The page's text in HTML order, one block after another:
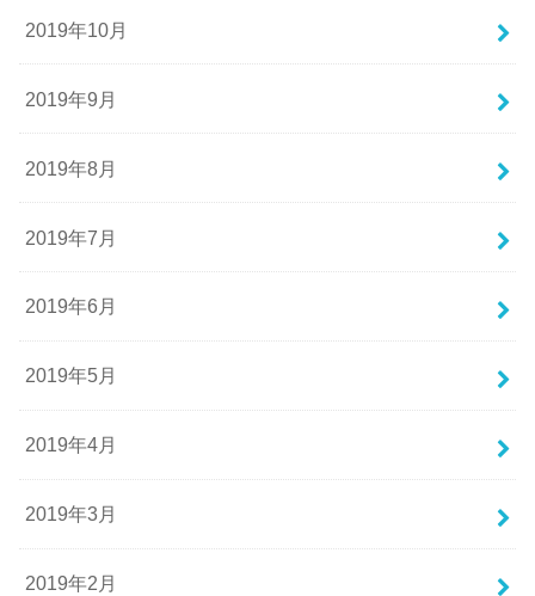
2019年10月
2019年9月
2019年8月
2019年7月
2019年6月
2019年5月
2019年4月
2019年3月
2019年2月